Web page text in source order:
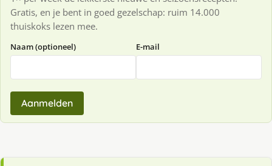
Gratis, en je bent in goed gezelschap: ruim 14.000
thuiskoks lezen mee.
Naam (optioneel) E-mail
Aanmelden